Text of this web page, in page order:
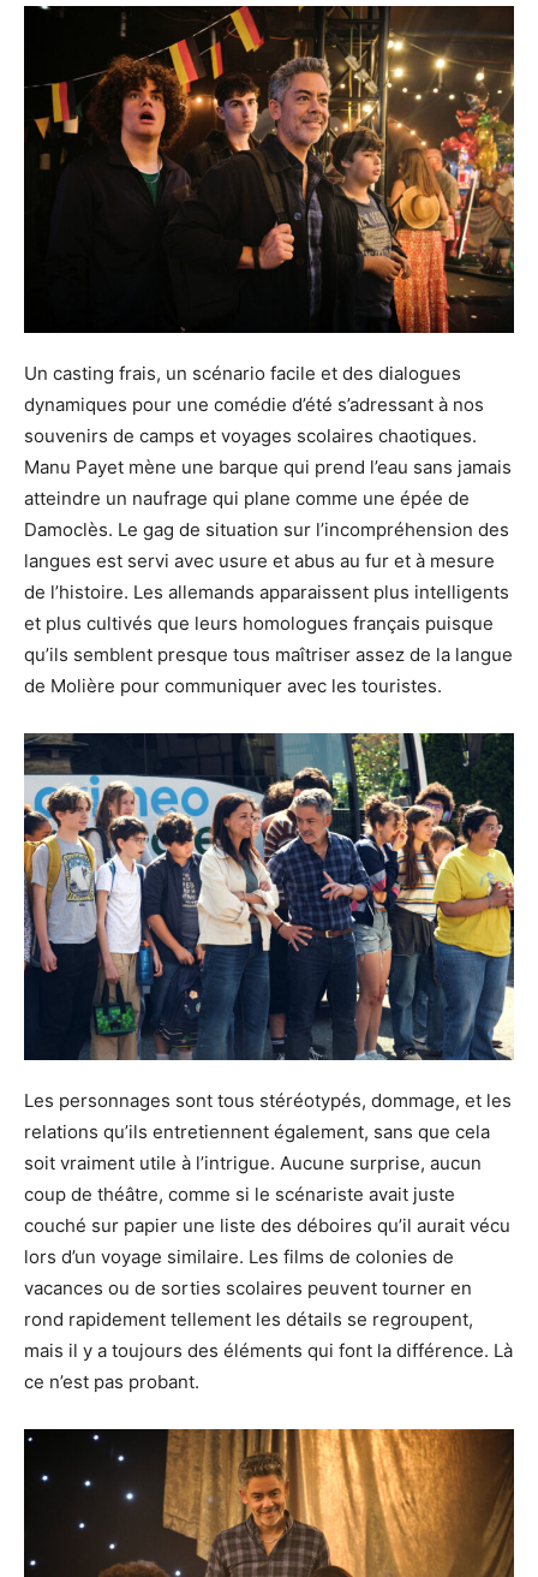
Un casting frais, un scénario facile et des dialogues
dynamiques pour une comédie d’été s’adressant à nos
souvenirs de camps et voyages scolaires chaotiques.
Manu Payet mène une barque qui prend l’eau sans jamais
atteindre un naufrage qui plane comme une épée de
Damoclès. Le gag de situation sur l’incompréhension des
langues est servi avec usure et abus au fur et à mesure
de l’histoire. Les allemands apparaissent plus intelligents
et plus cultivés que leurs homologues français puisque
qu’ils semblent presque tous maîtriser assez de la langue
de Molière pour communiquer avec les touristes.
Les personnages sont tous stéréotypés, dommage, et les
relations qu’ils entretiennent également, sans que cela
soit vraiment utile à l’intrigue. Aucune surprise, aucun
coup de théâtre, comme si le scénariste avait juste
couché sur papier une liste des déboires qu’il aurait vécu
lors d’un voyage similaire. Les films de colonies de
vacances ou de sorties scolaires peuvent tourner en
rond rapidement tellement les détails se regroupent,
mais il y a toujours des éléments qui font la différence. Là
ce n’est pas probant.